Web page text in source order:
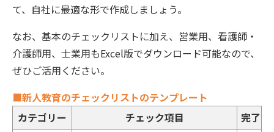
て、自社に最適な形で作成しましょう。
なお、基本のチェックリストに加え、営業用、看護師・
介護師用、士業用もExcel版でダウンロード可能なので、
ぜひご活用ください。
■新人教育のチェックリストのテンプレート
カテゴリー
チェック項目 完了